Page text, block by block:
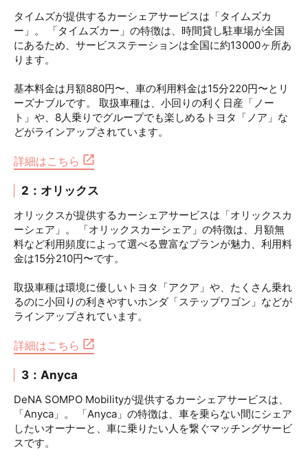
タイムズが提供するカーシェアサービスは「タイムズカ
ー」。 「タイムズカー」の特徴は、時間貸し駐車場が全国
にあるため、サービスステーションは全国に約13000ヶ所あ
ります。
基本料金は月額880円〜、車の利用料金は15分220円〜とリ
ーズナブルです。 取扱車種は、小回りの利く日産「ノー
ト」や、8人乗りでグループでも楽しめるトヨタ「ノア」な
どがラインアップされています。
詳細はこちら
2：オリックス
オリックスが提供するカーシェアサービスは「オリックスカ
ーシェア」。 「オリックスカーシェア」の特徴は、月額無
料など利用頻度によって選べる豊富なプランが魅力、利用料
金は15分210円〜です。
取扱車種は環境に優しいトヨタ「アクア」や、たくさん乗れ
るのに小回りの利きやすいホンダ「ステップワゴン」などが
ラインアップされています。
詳細はこちら
3：Anyca
DeNA SOMPO Mobilityが提供するカーシェアサービスは、
「Anyca」。 「Anyca」の特徴は、車を乗らない間にシェア
したいオーナーと、車に乗りたい人を繋ぐマッチングサービ
スです。